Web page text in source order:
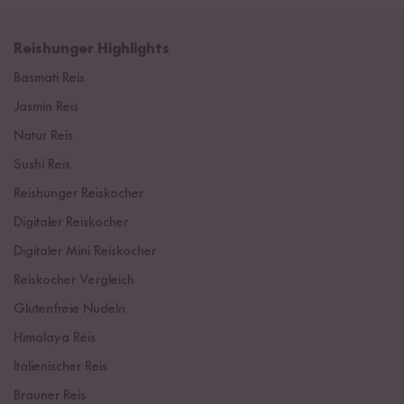
Reishunger Highlights
Basmati Reis
Jasmin Reis
Natur Reis
Sushi Reis
Reishunger Reiskocher
Digitaler Reiskocher
Digitaler Mini Reiskocher
Reiskocher Vergleich
Glutenfreie Nudeln
Himalaya Reis
Italienischer Reis
Brauner Reis